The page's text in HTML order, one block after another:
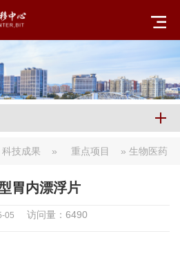
科技成果 » 重点项目 » 生物医药
胃内漂浮片
05 访问量： 6490